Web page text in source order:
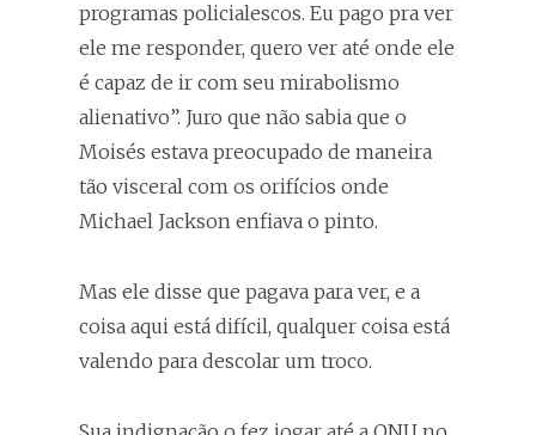
programas policialescos. Eu pago pra ver
ele me responder, quero ver até onde ele
é capaz de ir com seu mirabolismo
alienativo”. Juro que não sabia que o
Moisés estava preocupado de maneira
tão visceral com os orifícios onde
Michael Jackson enfiava o pinto.
Mas ele disse que pagava para ver, e a
coisa aqui está difícil, qualquer coisa está
valendo para descolar um troco.